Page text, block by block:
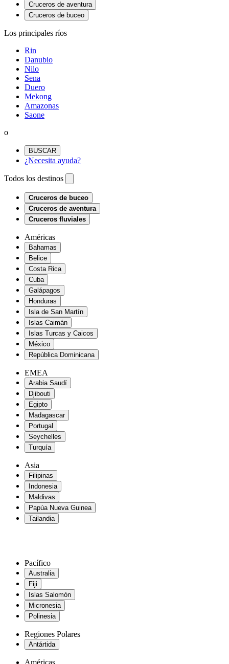
Cruceros de aventura
Cruceros de buceo
Los principales ríos
Rin
Danubio
Nilo
Sena
Duero
Mekong
Amazonas
Saone
o
BUSCAR
¿Necesita ayuda?
Todos los destinos
Cruceros de buceo
Cruceros de aventura
Cruceros fluviales
Américas
Bahamas
Belice
Costa Rica
Cuba
Galápagos
Honduras
Isla de San Martín
Islas Caimán
Islas Turcas y Caicos
México
República Dominicana
EMEA
Arabia Saudí
Djibouti
Egipto
Madagascar
Portugal
Seychelles
Turquía
Asia
Filipinas
Indonesia
Maldivas
Papúa Nueva Guinea
Tailandia
Pacífico
Australia
Fiji
Islas Salomón
Micronesia
Polinesia
Regiones Polares
Antártida